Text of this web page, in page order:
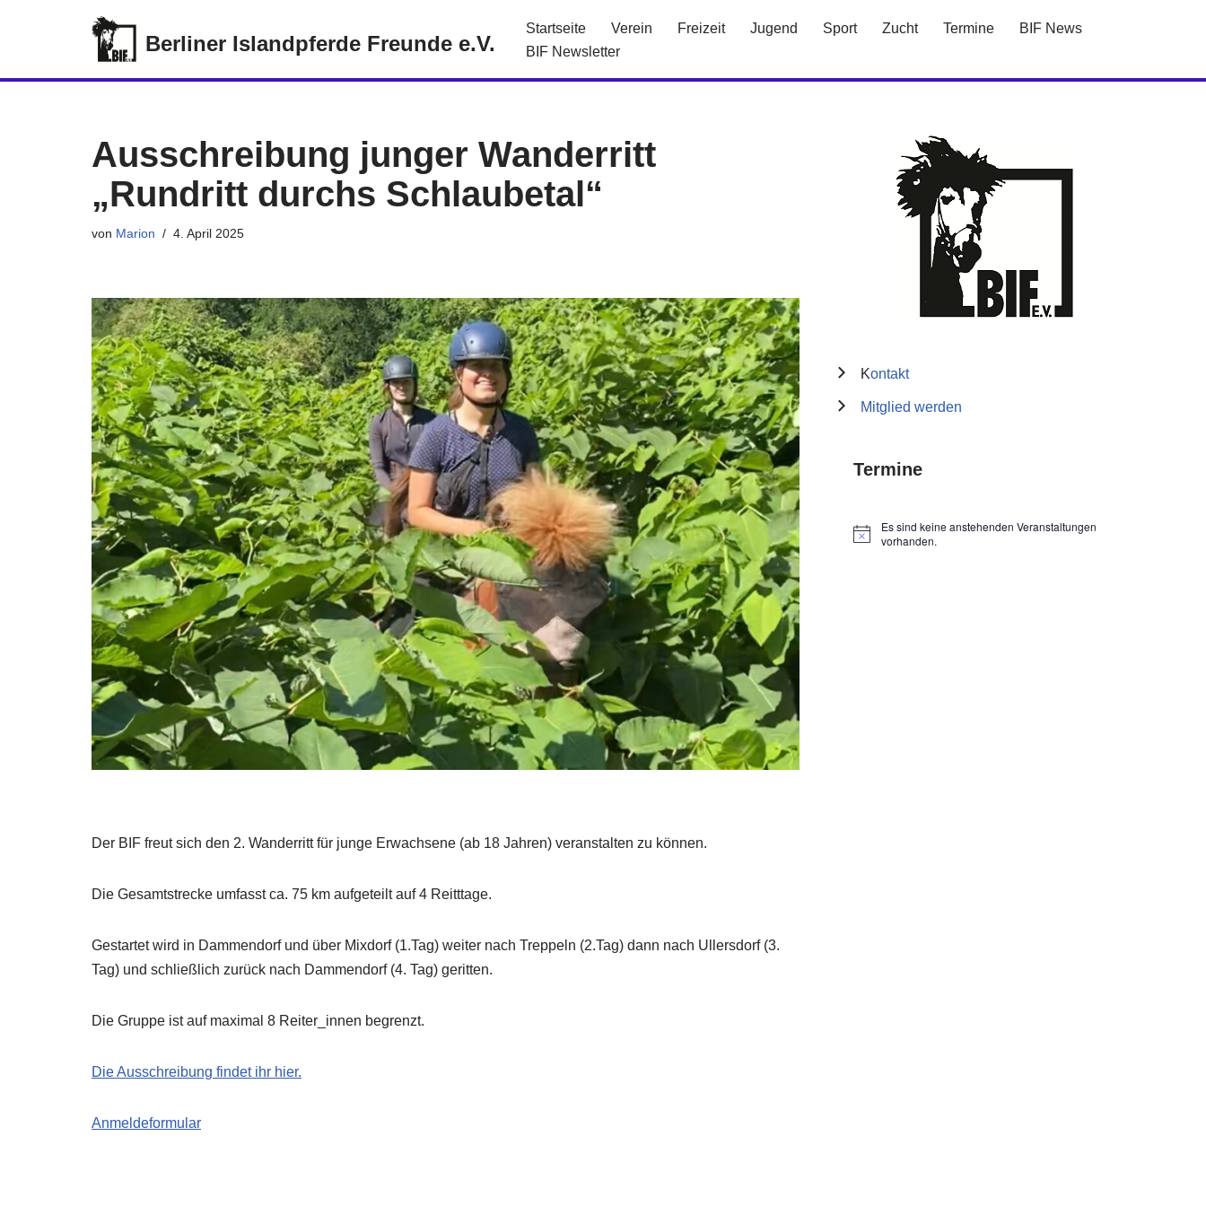
Berliner Islandpferde Freunde e.V.
Startseite Verein Freizeit Jugend Sport Zucht Termine
BIF News
BIF Newsletter
Ausschreibung junger Wanderritt
„Rundritt durchs Schlaubetal“
von Marion 4. April 2025
Der BIF freut sich den 2. Wanderritt für junge Erwachsene (ab 18 Jahren) veranstalten zu können.
Die Gesamtstrecke umfasst ca. 75 km aufgeteilt auf 4 Reitttage.
Gestartet wird in Dammendorf und über Mixdorf (1.Tag) weiter nach Treppeln (2.Tag) dann nach Ullersdorf (3.
Tag) und schließlich zurück nach Dammendorf (4. Tag) geritten.
Die Gruppe ist auf maximal 8 Reiter_innen begrenzt.
Die Ausschreibung findet ihr hier.
Anmeldeformular
Kontakt
Mitglied werden
Termine
Hinweis
Es sind keine anstehenden Veranstaltungen
vorhanden.